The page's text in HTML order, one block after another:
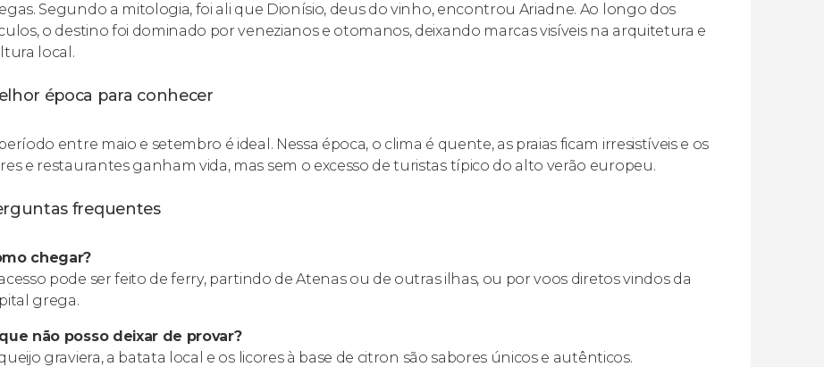
Segundo a mitologia, foi ali que Dionísio, deus do vinho, encontrou Ariadne. Ao longo dos
o destino foi dominado por venezianos e otomanos, deixando marcas visíveis na arquitetura e
local.
época para conhecer
entre maio e setembro é ideal. Nessa época, o clima é quente, as praias ficam irresistíveis e os
e restaurantes ganham vida, mas sem o excesso de turistas típico do alto verão europeu.
frequentes
chegar?
pode ser feito de ferry, partindo de Atenas ou de outras ilhas, ou por voos diretos vindos da
grega.
não posso deixar de provar?
graviera, a batata local e os licores à base de citron são sabores únicos e autênticos.